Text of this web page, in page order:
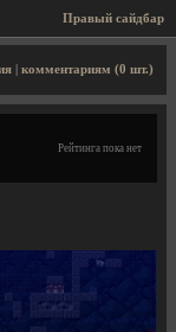
Правый сайдбар
видео
комментариям (0 шт.)
Рейтинга пока нет